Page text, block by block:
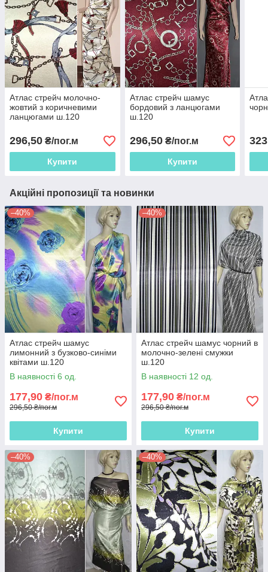
Атлас стрейч молочно-
жовтий з коричневими
ланцюгами ш.120
296,50 ₴/пог.м
Купити
Атлас стрейч шамус
бордовий з ланцюгами
ш.120
296,50₴/пог.м
Купити
323
Акційні пропозиції та новинки
–40%
Атлас стрейч шамус
лимонний з бузково-синіми
квітами ш.120
В наявності 6 од.
177,90 ₴/пог.м
296,50 ₴/пог.м
Купити
–40%
Атлас стрейч шамус чорний в
молочно-зелені смужки
ш.120
В наявності 12 од.
177,90 ₴/пог.м
296,50 ₴/пог.м
Купити
–40% –40%